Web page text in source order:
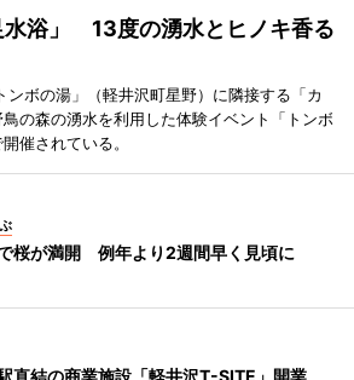
水浴」 13度の湧水とヒノキ香る
ンボの湯」（軽井沢町星野）に隣接する「カ
の森の湧水を利用した体験イベント「トンボ
催されている。
桜が満開 例年より2週間早く見頃に
直結の商業施設「軽井沢T-SITE」開業